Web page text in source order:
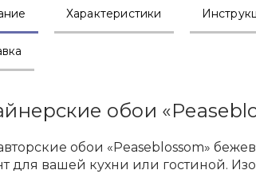
Характеристики
обои
обои «Peaseblossom»
для вашей кухни или гостиной.